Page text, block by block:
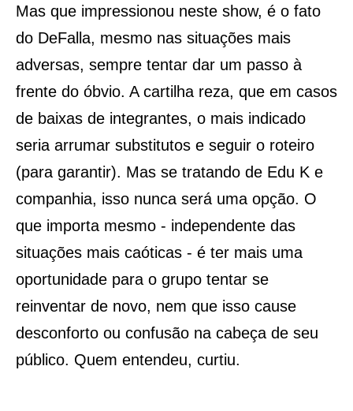
Mas que impressionou neste show, é o fato
do DeFalla, mesmo nas situações mais
adversas, sempre tentar dar um passo à
frente do óbvio. A cartilha reza, que em casos
de baixas de integrantes, o mais indicado
seria arrumar substitutos e seguir o roteiro
(para garantir). Mas se tratando de Edu K e
companhia, isso nunca será uma opção. O
que importa mesmo - independente das
situações mais caóticas - é ter mais uma
oportunidade para o grupo tentar se
reinventar de novo, nem que isso cause
desconforto ou confusão na cabeça de seu
público. Quem entendeu, curtiu.